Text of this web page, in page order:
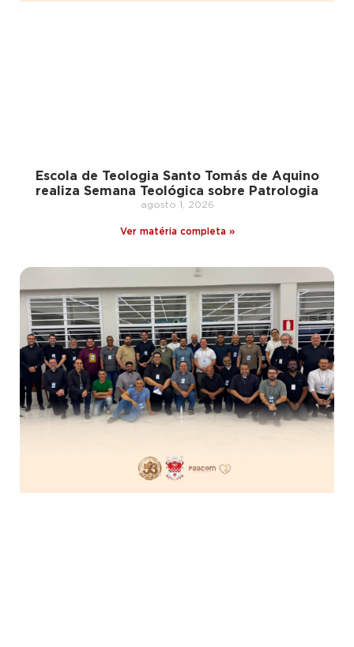
Escola de Teologia Santo Tomás de Aquino
realiza Semana Teológica sobre Patrologia
agosto 1, 2026
Ver matéria completa »